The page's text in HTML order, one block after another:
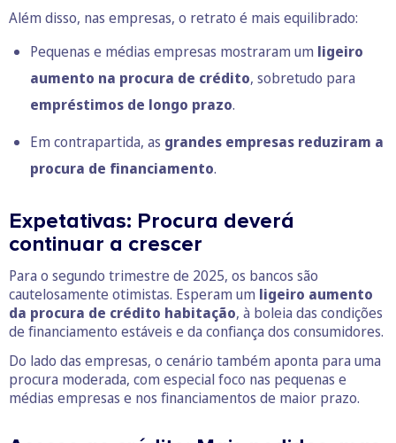
Além disso, nas empresas, o retrato é mais equilibrado:
Pequenas e médias empresas mostraram um ligeiro
aumento na procura de crédito, sobretudo para
empréstimos de longo prazo.
Em contrapartida, as grandes empresas reduziram a
procura de financiamento.
Expetativas: Procura deverá
continuar a crescer
Para o segundo trimestre de 2025, os bancos são
cautelosamente otimistas. Esperam um ligeiro aumento
da procura de crédito habitação, à boleia das condições
de financiamento estáveis e da confiança dos consumidores.
Do lado das empresas, o cenário também aponta para uma
procura moderada, com especial foco nas pequenas e
médias empresas e nos financiamentos de maior prazo.